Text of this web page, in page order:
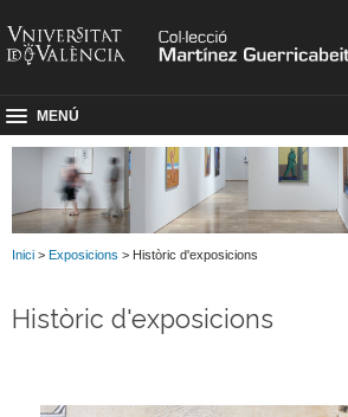
MENÚ
Inici > Exposicions > Històric d'exposicions
Històric d'exposicions